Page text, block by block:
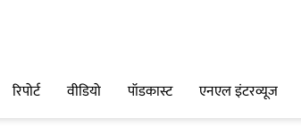
रिपोर्ट वीडियो पॉडकास्ट एनएल इंटरव्यूज